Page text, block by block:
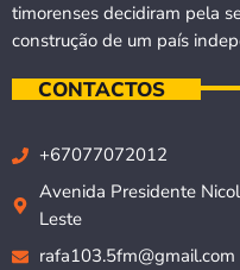
timorenses decidiram pela
construção de um país
CONTACTOS
+67077072012
Avenida Presidente
Leste
rafa103.5fm@gmail.com